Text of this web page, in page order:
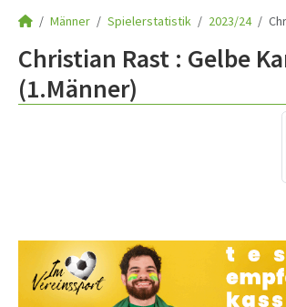
Männer Spielerstatistik 2023/24
Christian Rast : Gelbe
(1.Männer)